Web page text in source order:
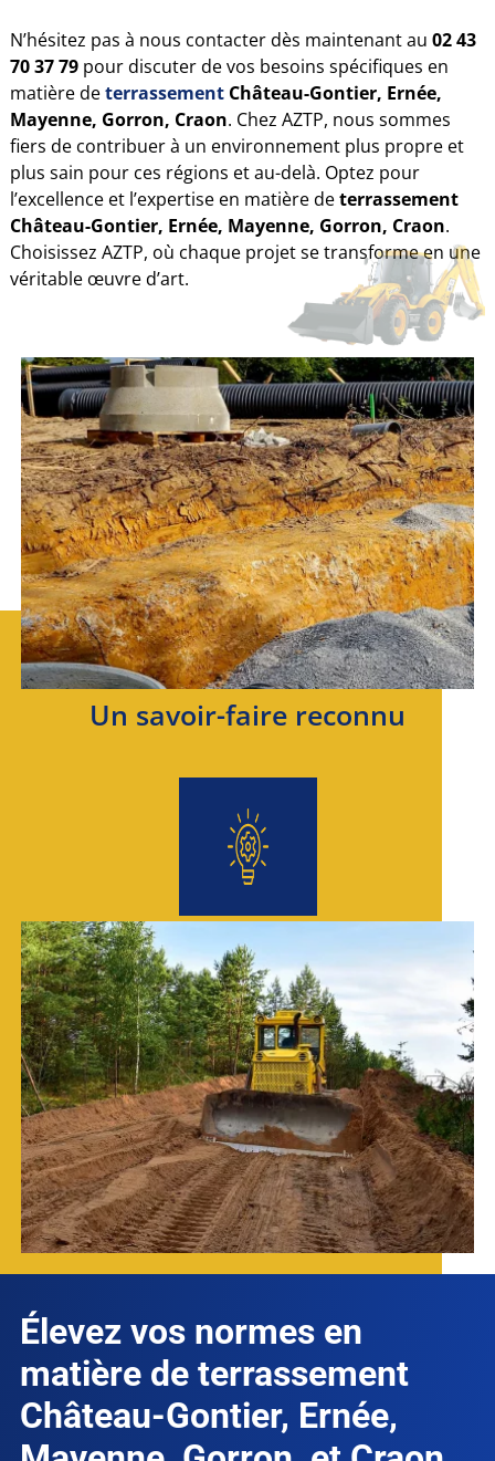
Un savoir-faire reconnu
N’hésitez pas à nous contacter dès maintenant au 02 43
70 37 79pour discuter de vos besoins spécifiques en
matière deterrassementChâteau-Gontier, Ernée,
Mayenne, Gorron, Craon. Chez AZTP, nous sommes
fiers de contribuer à un environnement plus propre et
plus sain pour ces régions et au-delà. Optez pour
l’excellence et l’expertise en matière deterrassement
Château-Gontier, Ernée, Mayenne, Gorron, Craon.
Choisissez AZTP, où chaque projet se transforme en une
véritable œuvre d’art.
Élevez vos normes en
matière de terrassement
Château-Gontier, Ernée,